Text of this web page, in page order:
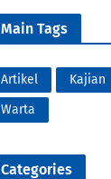
Main Tags
Artikel Kajian
Warta
Categories